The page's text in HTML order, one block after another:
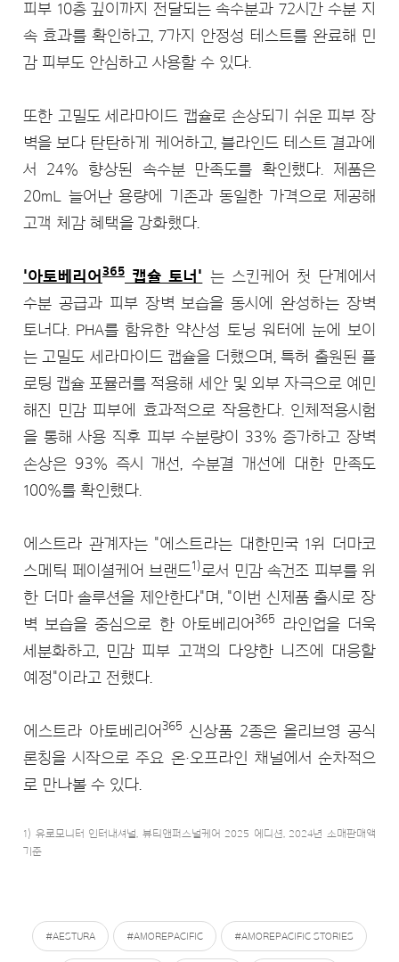
피부 10층 깊이까지 전달되는 속수분과 72시간 수분 지
속 효과를 확인하고, 7가지 안정성 테스트를 완료해 민
감 피부도 안심하고 사용할 수 있다.
또한 고밀도 세라마이드 캡슐로 손상되기 쉬운 피부 장
벽을 보다 탄탄하게 케어하고, 블라인드 테스트 결과에
서 24% 향상된 속수분 만족도를 확인했다. 제품은
20mL 늘어난 용량에 기존과 동일한 가격으로 제공해
고객 체감 혜택을 강화했다.
'아토베리어 365 캡슐 토너' 는 스킨케어 첫 단계에서
수분 공급과 피부 장벽 보습을 동시에 완성하는 장벽
토너다. PHA를 함유한 약산성 토닝 워터에 눈에 보이
는 고밀도 세라마이드 캡슐을 더했으며, 특허 출원된 플
로팅 캡슐 포뮬러를 적용해 세안 및 외부 자극으로 예민
해진 민감 피부에 효과적으로 작용한다. 인체적용시험
을 통해 사용 직후 피부 수분량이 33% 증가하고 장벽
손상은 93% 즉시 개선, 수분결 개선에 대한 만족도
100%를 확인했다.
에스트라 관계자는 "에스트라는 대한민국 1위 더마코
스메틱 페이셜케어 브랜드 1) 로서 민감 속건조 피부를 위
한 더마 솔루션을 제안한다"며, "이번 신제품 출시로 장
벽 보습을 중심으로 한 아토베리어365
라인업을 더욱
세분화하고, 민감 피부 고객의 다양한 니즈에 대응할
예정"이라고 전했다.
에스트라 아토베리어365 신상품 2종은 올리브영 공식
론칭을 시작으로 주요 온·오프라인 채널에서 순차적으
로 만나볼 수 있다.
1) 유로모니터 인터내셔널, 뷰티앤퍼스널케어 2025 에디션, 2024년 소매판매액
기준
#AESTURA #AMOREPACIFIC #AMOREPACIFIC STORIES